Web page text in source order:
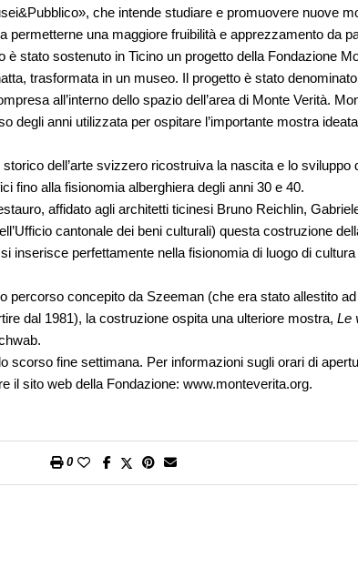
che intende studiare e promuovere nuove
permetterne una maggiore fruibilità e apprezzamento da
è stato sostenuto in Ticino un progetto della Fondazione
trasformata in un museo. Il progetto è stato
all’interno dello spazio dell’area di Monte Verità.
degli anni utilizzata per ospitare l’importante mostra
dell’arte svizzero ricostruiva la nascita e lo sviluppo
fino alla fisionomia alberghiera degli anni 30 e 40.
affidato agli architetti ticinesi Bruno Reichlin,
cantonale dei beni culturali) questa costruzione
inserisce perfettamente nella fisionomia di luogo di
percorso concepito da Szeeman (che era stato allestito
dal 1981), la costruzione ospita una ulteriore mostra, Le
scorso fine settimana. Per informazioni sugli orari di
il sito web della Fondazione: www.monteverita.org.
0